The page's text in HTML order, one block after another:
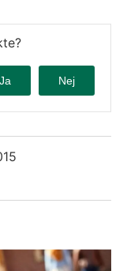
Ja Nej